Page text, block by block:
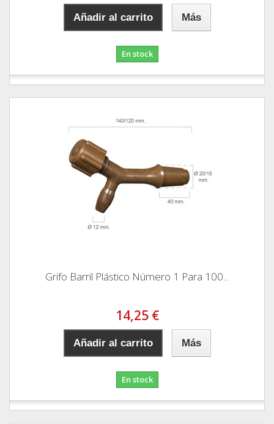
Añadir al carrito Más
En stock
Grifo Barril Plástico Número 1 Para 100...
14,25 €
Añadir al carrito Más
En stock